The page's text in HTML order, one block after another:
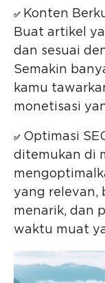
✅
Konten
Buat artikel
dan sesuai
Semakin
kamu
monetisasi
✅ Optimasi
ditemukan di
yang relevan,
menarik, dan
waktu muat